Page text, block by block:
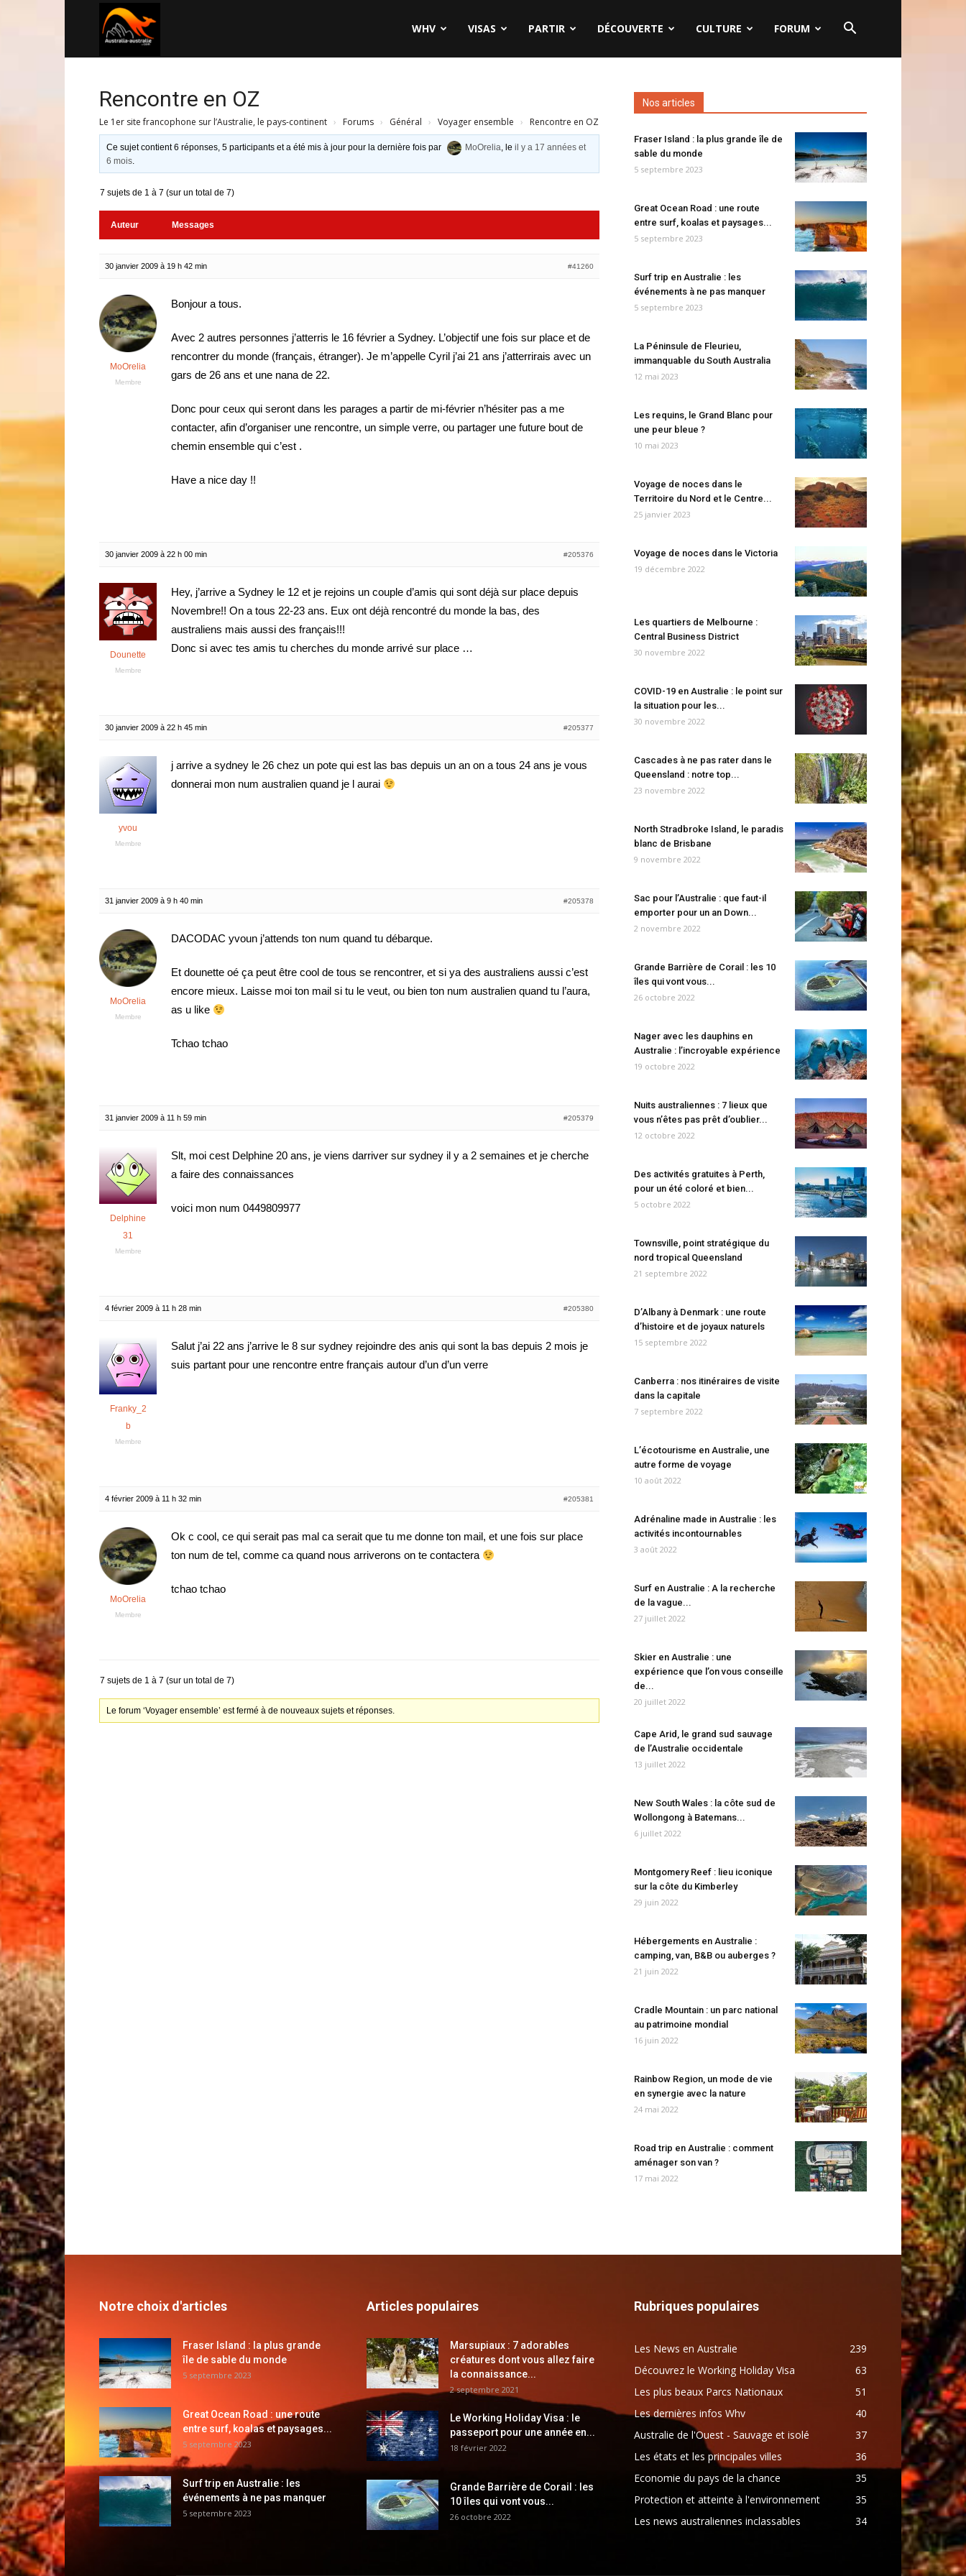
WHV VISAS PARTIR DÉCOUVERTE CULTURE FORUM
Rencontre en OZ
Le 1er site francophone sur l’Australie, le pays-continent › Forums › Général › Voyager ensemble › Rencontre en OZ
Ce sujet contient 6 réponses, 5 participants et a été mis à jour pour la dernière fois par MoOrelia, leil y a 17 années et
6 mois.
7 sujets de 1 à 7 (sur un total de 7)
Auteur Messages
30 janvier 2009 à 19 h 42 min #41260
MoOrelia
Membre
Bonjour a tous.
Avec 2 autres personnes j’atterris le 16 février a Sydney. L’objectif une fois sur place et de
rencontrer du monde (français, étranger). Je m’appelle Cyril j’ai 21 ans j’atterrirais avec un
gars de 26 ans et une nana de 22.
Donc pour ceux qui seront dans les parages a partir de mi-février n’hésiter pas a me
contacter, afin d’organiser une rencontre, un simple verre, ou partager une future bout de
chemin ensemble qui c’est .
Have a nice day !!
30 janvier 2009 à 22 h 00 min #205376
Dounette
Membre
Hey, j’arrive a Sydney le 12 et je rejoins un couple d’amis qui sont déjà sur place depuis
Novembre!! On a tous 22-23 ans. Eux ont déjà rencontré du monde la bas, des
australiens mais aussi des français!!!
Donc si avec tes amis tu cherches du monde arrivé sur place …
30 janvier 2009 à 22 h 45 min #205377
yvou
Membre
j arrive a sydney le 26 chez un pote qui est las bas depuis un an on a tous 24 ans je vous
donnerai mon num australien quand je l aurai
31 janvier 2009 à 9 h 40 min #205378
MoOrelia
Membre
DACODAC yvoun j’attends ton num quand tu débarque.
Et dounette oé ça peut être cool de tous se rencontrer, et si ya des australiens aussi c’est
encore mieux. Laisse moi ton mail si tu le veut, ou bien ton num australien quand tu l’aura,
as u like
Tchao tchao
31 janvier 2009 à 11 h 59 min #205379
Delphine
31
Membre
Slt, moi cest Delphine 20 ans, je viens darriver sur sydney il y a 2 semaines et je cherche
a faire des connaissances
voici mon num 0449809977
4 février 2009 à 11 h 28 min #205380
Franky_2
b
Membre
Salut j’ai 22 ans j’arrive le 8 sur sydney rejoindre des anis qui sont la bas depuis 2 mois je
suis partant pour une rencontre entre français autour d’un d’un verre
4 février 2009 à 11 h 32 min #205381
MoOrelia
Membre
Ok c cool, ce qui serait pas mal ca serait que tu me donne ton mail, et une fois sur place
ton num de tel, comme ca quand nous arriverons on te contactera
tchao tchao
7 sujets de 1 à 7 (sur un total de 7)
Le forum ‘Voyager ensemble’ est fermé à de nouveaux sujets et réponses.
Nos articles
Fraser Island : la plus grande île de
sable du monde
5 septembre 2023
Great Ocean Road : une route
entre surf, koalas et paysages...
5 septembre 2023
Surf trip en Australie : les
événements à ne pas manquer
5 septembre 2023
La Péninsule de Fleurieu,
immanquable du South Australia
12 mai 2023
Les requins, le Grand Blanc pour
une peur bleue ?
10 mai 2023
Voyage de noces dans le
Territoire du Nord et le Centre...
25 janvier 2023
Voyage de noces dans le Victoria
19 décembre 2022
Les quartiers de Melbourne :
Central Business District
30 novembre 2022
COVID-19 en Australie : le point sur
la situation pour les...
30 novembre 2022
Cascades à ne pas rater dans le
Queensland : notre top...
23 novembre 2022
North Stradbroke Island, le paradis
blanc de Brisbane
9 novembre 2022
Sac pour l’Australie : que faut-il
emporter pour un an Down...
2 novembre 2022
Grande Barrière de Corail : les 10
îles qui vont vous...
26 octobre 2022
Nager avec les dauphins en
Australie : l’incroyable expérience
19 octobre 2022
Nuits australiennes : 7 lieux que
vous n’êtes pas prêt d’oublier...
12 octobre 2022
Des activités gratuites à Perth,
pour un été coloré et bien...
5 octobre 2022
Townsville, point stratégique du
nord tropical Queensland
21 septembre 2022
D’Albany à Denmark : une route
d’histoire et de joyaux naturels
15 septembre 2022
Canberra : nos itinéraires de visite
dans la capitale
7 septembre 2022
L’écotourisme en Australie, une
autre forme de voyage
10 août 2022
Adrénaline made in Australie : les
activités incontournables
3 août 2022
Surf en Australie : A la recherche
de la vague...
27 juillet 2022
Skier en Australie : une
expérience que l’on vous conseille
de...
20 juillet 2022
Cape Arid, le grand sud sauvage
de l’Australie occidentale
13 juillet 2022
New South Wales : la côte sud de
Wollongong à Batemans...
6 juillet 2022
Montgomery Reef : lieu iconique
sur la côte du Kimberley
29 juin 2022
Hébergements en Australie :
camping, van, B&B ou auberges ?
21 juin 2022
Cradle Mountain : un parc national
au patrimoine mondial
16 juin 2022
Rainbow Region, un mode de vie
en synergie avec la nature
24 mai 2022
Road trip en Australie : comment
aménager son van ?
17 mai 2022
Notre choix d'articles
Fraser Island : la plus grande
île de sable du monde
5 septembre 2023
Great Ocean Road : une route
entre surf, koalas et paysages...
5 septembre 2023
Surf trip en Australie : les
événements à ne pas manquer
5 septembre 2023
Articles populaires
Marsupiaux : 7 adorables
créatures dont vous allez faire
la connaissance...
2 septembre 2021
Le Working Holiday Visa : le
passeport pour une année en...
18 février 2022
Grande Barrière de Corail : les
10 îles qui vont vous...
26 octobre 2022
Rubriques populaires
Les News en Australie
239
Découvrez le Working Holiday Visa
63
Les plus beaux Parcs Nationaux
51
Les dernières infos Whv
40
Australie de l'Ouest - Sauvage et isolé
37
Les états et les principales villes
36
Economie du pays de la chance
35
Protection et atteinte à l'environnement
35
Les news australiennes inclassables
34